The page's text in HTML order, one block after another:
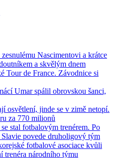
Nascimentovi a krátce
a skvělým dnem
Tour de France. Závodnice si
Umar spálil obrovskou šanci,
osvětlení, jinde se v zimě netopí.
za 770 milionů
stal fotbalovým trenérem. Po
Slavie povede druholigový tým
fotbalové asociace kvůli
trenéra národního týmu